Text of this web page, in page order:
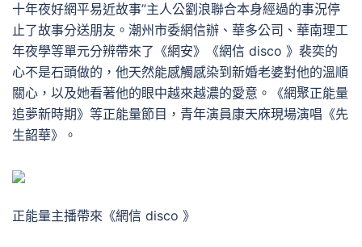
十年夜好網平易近故事”主人公劉浪聯合本身經過的事況停
止了故事分送朋友。潮州市委網信辦、華多公司、華南理工
年夜學等單元分辨帶來了《網安》《網信 disco 》裴奕的
心不是石頭做的，他天然能感觸感染到新婚老婆對他的溫順
關心，以及她看著他的眼中越來越濃的愛意。《網聚正能量
追夢新時期》等正能量節目，青年演員康天庥現場演唱《先
生韶華》。
正能量主播帶來《網信 disco 》